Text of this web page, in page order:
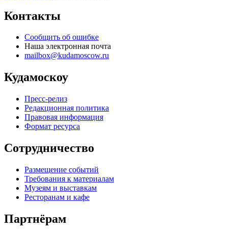
Контакты
Сообщить об ошибке
Наша электронная почта
mailbox@kudamoscow.ru
Кудамоскоу
Пресс-релиз
Редакционная политика
Правовая информация
Формат ресурса
Сотрудничество
Размещение событий
Требования к материалам
Музеям и выставкам
Ресторанам и кафе
Партнёрам